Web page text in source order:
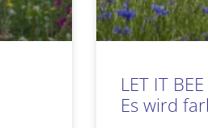
LET IT
Es wird